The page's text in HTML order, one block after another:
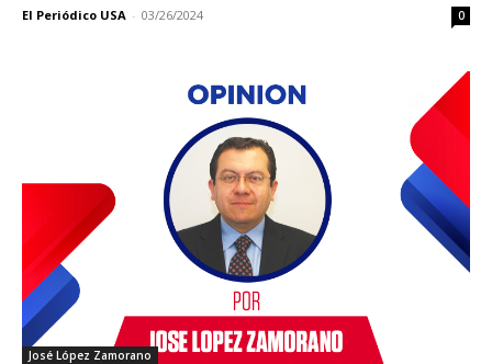
El Periódico USA - 03/26/2024 0
José López Zamorano